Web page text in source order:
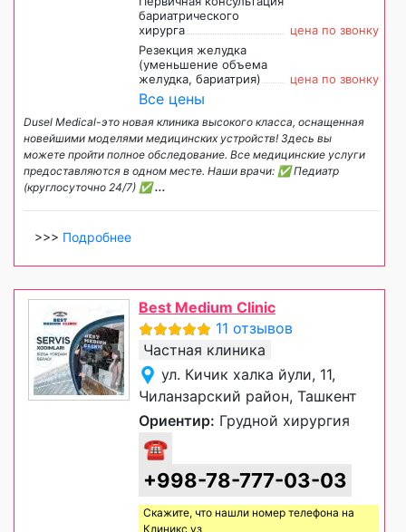
бариатрического
хирурга
цена по звонку
Резекция желудка
(уменьшение объема
желудка, бариатрия)
цена по звонку
Все цены
Dusel Medical-это новая клиника высокого класса, оснащенная
новейшими моделями медицинских устройств! Здесь вы
можете пройти полное обследование. Все медицинские услуги
предоставляются в одном месте. Наши врачи: ✅ Педиатр
(круглосуточно 24/7) ✅...
>>> Подробнее
Best Medium Clinic
11 отзывов
Частная клиника
ул. Кичик халка йули, 11,
Чиланзарский район, Ташкент
Ориентир: Грудной хирургия
☎
+998-78-777-03-03
Скажите, что нашли номер телефона на
Клиникс уз